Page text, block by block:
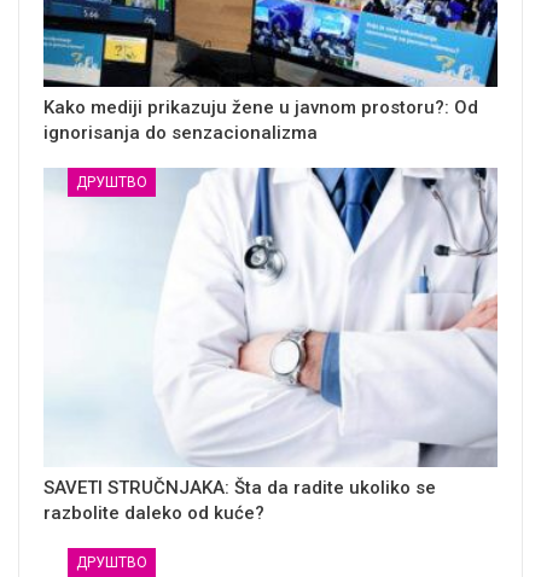
Kako mediji prikazuju žene u javnom prostoru?: Od
ignorisanja do senzacionalizma
ДРУШТВО
SAVETI STRUČNJAKA: Šta da radite ukoliko se
razbolite daleko od kuće?
ДРУШТВО